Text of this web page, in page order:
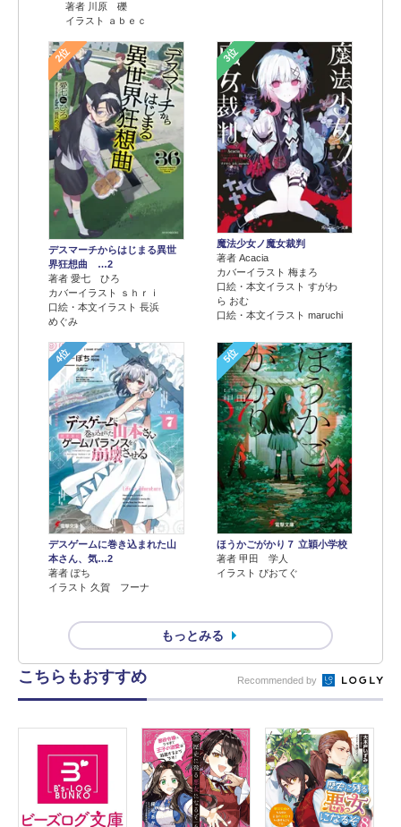
著者 川原 礫
イラスト ａｂｅｃ
2位
デスマーチからはじまる異世
界狂想曲 …2
著者 愛七 ひろ
カバーイラスト ｓｈｒｉ
口絵・本文イラスト 長浜
めぐみ
3位
魔法少女ノ魔女裁判
著者 Acacia
カバーイラスト 梅まろ
口絵・本文イラスト すがわ
ら おむ
口絵・本文イラスト maruchi
4位
デスゲームに巻き込まれた山
本さん、気…2
著者 ぽち
イラスト 久賀 フーナ
5位
ほうかごがかり７ 立穎小学校
著者 甲田 学人
イラスト ぴおてぐ
もっとみる
こちらもおすすめ Recommended by